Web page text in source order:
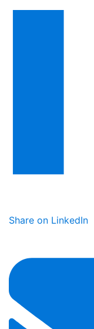
Share on LinkedIn